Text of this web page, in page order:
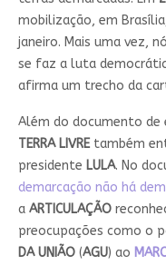
mobilização, em
janeiro. Mais uma vez,
se faz a luta
afirma um trecho da
Além do documento de
TERRA LIVREtambém
presidente LULA. No
demarcação não há
a ARTICULAÇÃO
preocupações como o
DA UNIÃO(AGU) ao